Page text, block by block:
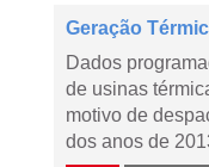
Geração
Dados
de usinas
motivo de
dos anos de